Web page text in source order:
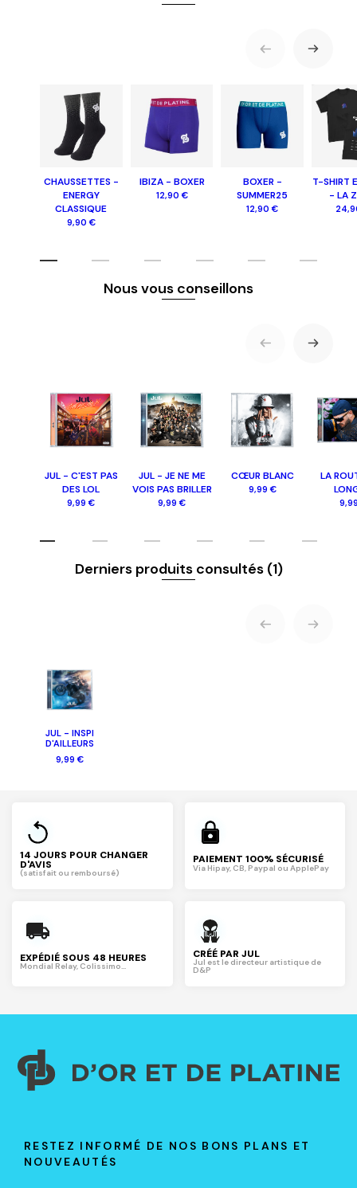
CHAUSSETTES -
ENERGY
CLASSIQUE
9,90 €
IBIZA - BOXER
12,90 €
BOXER -
SUMMER25
12,90 €
T-SHIRT
- LA
Nous vous conseillons
JUL - C'EST PAS
DES LOL
9,99 €
JUL - JE NE ME
VOIS PAS BRILLER
9,99 €
CŒUR BLANC
9,99 €
LA
Derniers produits consultés (1)
JUL - INSPI
D'AILLEURS
9,99 €
14 JOURS POUR CHANGER
D'AVIS
(satisfait ou remboursé)
PAIEMENT 100% SÉCURISÉ
Via Hipay, CB, Paypal ou ApplePay
EXPÉDIÉ SOUS 48 HEURES
Mondial Relay, Colissimo...
CRÉÉ PAR JUL
Jul est le directeur artistique de
D&P
RESTEZ INFORMÉ DE NOS BONS PLANS ET
NOUVEAUTÉS